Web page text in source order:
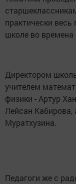
практически весь
школе во времена
Директором
учителем
физики - Артур
Лейсан Кабирова,
Муратхузина.
Педагоги же с